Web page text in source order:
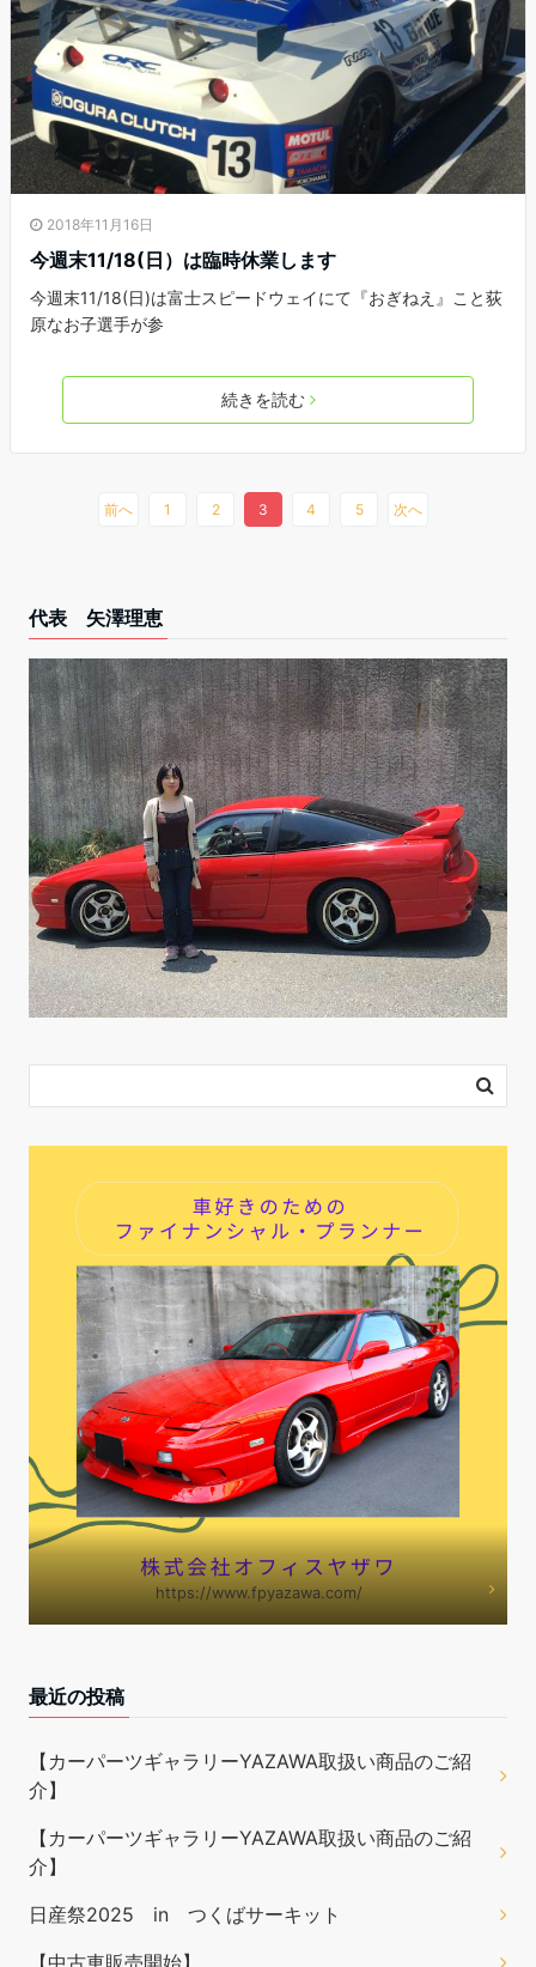
2018年11月16日
今週末11/18(日）は臨時休業します
今週末11/18(日)は富士スピードウェイにて『おぎねえ』こと荻
原なお子選手が参
続きを読む
前へ 1 2 3 4 5 次へ
代表 矢澤理恵
https://www.fpyazawa.com/
最近の投稿
【カーパーツギャラリーYAZAWA取扱い商品のご紹
介】
【カーパーツギャラリーYAZAWA取扱い商品のご紹
介】
日産祭2025 in つくばサーキット
【中古車販売開始】